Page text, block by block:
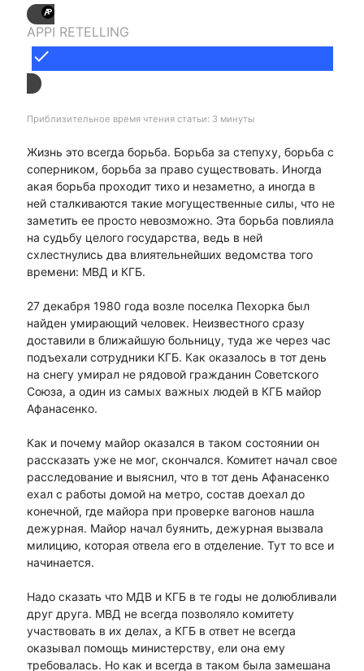
APPI RETELLING
done
Приблизительное время чтения статьи: 3 минуты
Жизнь это всегда борьба. Борьба за степуху, борьба с
соперником, борьба за право существовать. Иногда
акая борьба проходит тихо и незаметно, а иногда в
ней сталкиваются такие могущественные силы, что не
заметить ее просто невозможно. Эта борьба повлияла
на судьбу целого государства, ведь в ней
схлестнулись два влиятельнейших ведомства того
времени: МВД и КГБ.
27 декабря 1980 года возле поселка Пехорка был
найден умирающий человек. Неизвестного сразу
доставили в ближайшую больницу, туда же через час
подъехали сотрудники КГБ. Как оказалось в тот день
на снегу умирал не рядовой гражданин Советского
Союза, а один из самых важных людей в КГБ майор
Афанасенко.
Как и почему майор оказался в таком состоянии он
рассказать уже не мог, скончался. Комитет начал свое
расследование и выяснил, что в тот день Афанасенко
ехал с работы домой на метро, состав доехал до
конечной, где майора при проверке вагонов нашла
дежурная. Майор начал буянить, дежурная вызвала
милицию, которая отвела его в отделение. Тут то все и
начинается.
Надо сказать что МДВ и КГБ в те годы не долюбливали
друг друга. МВД не всегда позволяло комитету
участвовать в их делах, а КГБ в ответ не всегда
оказывал помощь министерству, ели она ему
требовалась. Но как и всегда в таком была замешана